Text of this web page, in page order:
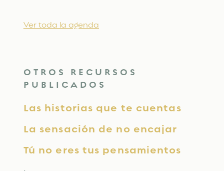
Ver toda la agenda
OTROS RECURSOS
PUBLICADOS
Las historias que te cuentas
La sensación de no encajar
Tú no eres tus pensamientos